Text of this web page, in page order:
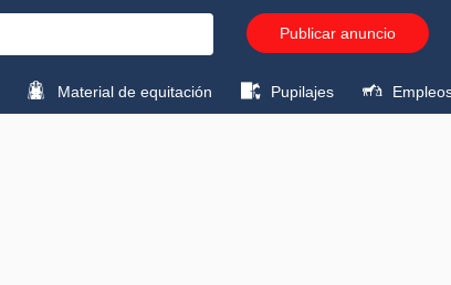
Publicar anuncio
Material de equitación Pupilajes